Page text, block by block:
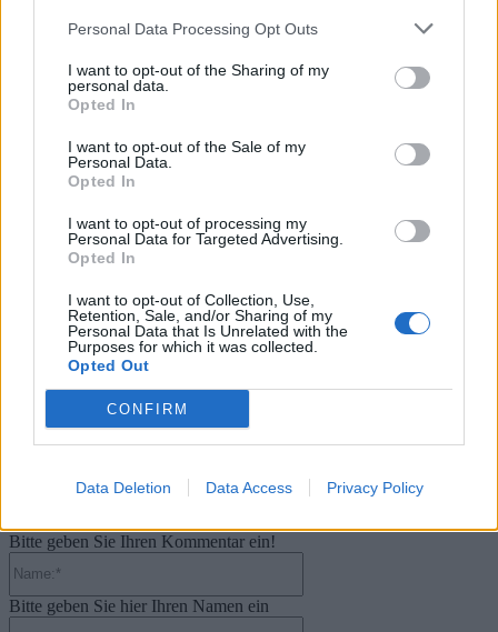
Personal Data Processing Opt Outs
I want to opt-out of the Sharing of my
personal data.
Opted In
I want to opt-out of the Sale of my
Personal Data.
Opted In
I want to opt-out of processing my
Personal Data for Targeted Advertising.
Opted In
I want to opt-out of Collection, Use,
Retention, Sale, and/or Sharing of my
Personal Data that Is Unrelated with the
Purposes for which it was collected.
Opted Out
CONFIRM
Data Deletion Data Access Privacy Policy
RELATED ARTICLES
Sony bereitet sich auf GTA 6 vor – PS5-Nachschub für den Mega-Launch
gesichert
3. August 2026
Halo: Campaign Evolved erhält erstes Update – Zahlreiche Fehler behoben
31. Juli 2026
Millionen verkaufte Konsolen
31. Juli 2026
Kommentieren Sie den Artikel
Bitte geben Sie Ihren Kommentar ein!
Bitte geben Sie hier Ihren Namen ein